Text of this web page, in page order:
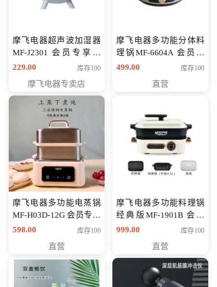
摩飞电器超声波加湿器
MF-J2301 会员专享价
168元
229.00 库存100
摩飞电器专卖店
摩飞电器多功能分体料
理锅MF-6604A 会员专
享价288元
499.00 库存100
直营
摩飞电器多功能电蒸锅
MF-H03D-12G 会员专享
价398元
598.00 库存100
直营
摩飞电器多功能料理锅
经典版MF-1901B 会员
专享价399元
999.00 库存100
直营